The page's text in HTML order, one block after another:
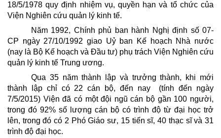
18/5/1978 quy định nhiệm vụ, quyền hạn và tổ chức của
Viện Nghiên cứu quản lý kinh tế.
Năm 1992, Chính phủ ban hành Nghị định số 07-
CP ngày 27/10/1992 giao Uỷ ban Kế hoạch Nhà nước
(nay là Bộ Kế hoạch và Đầu tư) phụ trách Viện Nghiên cứu
quản lý kinh tế Trung ương.
Qua 35 năm thành lập và trưởng thành, khi mới
thành lập chỉ có 22 cán bộ, đến nay (tính đến ngày
7/5/2015) Viện đã có một đội ngũ cán bộ gần 100 người,
trong đó 92% số lượng cán bộ có trình độ từ đại học trở
lên, trong đó có 2 Phó Giáo sư, 15 tiến sĩ, 40 thạc sĩ và 31
trình độ đại học.